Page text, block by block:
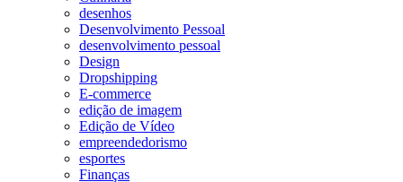
desenhos
Desenvolvimento Pessoal
desenvolvimento pessoal
Design
Dropshipping
E-commerce
edição de imagem
Edição de Vídeo
empreendedorismo
esportes
Finanças